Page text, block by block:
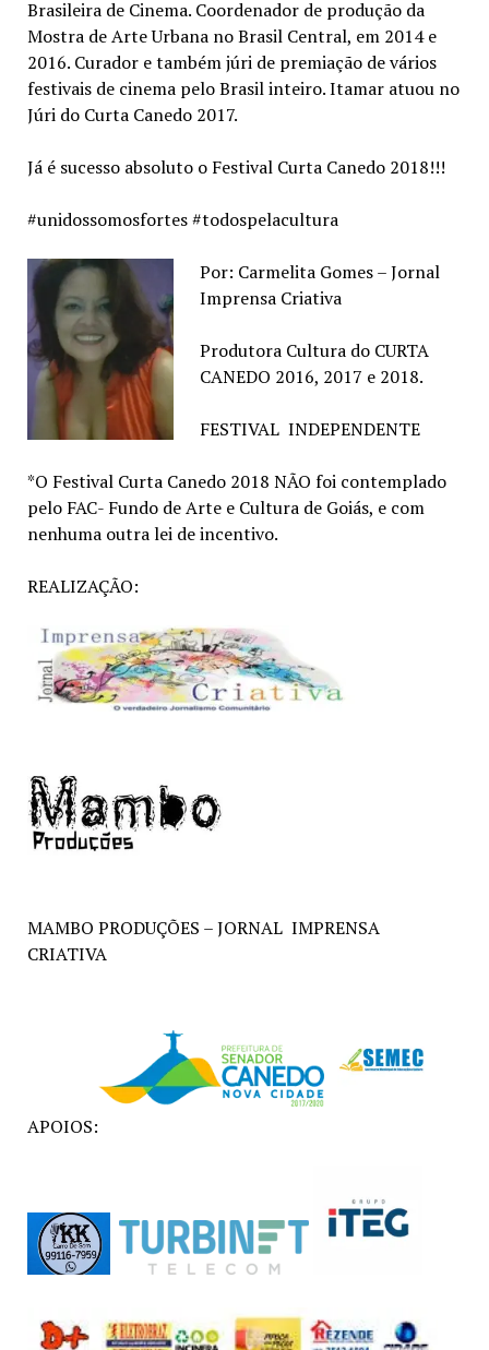
Brasileira de Cinema. Coordenador de produção da
Mostra de Arte Urbana no Brasil Central, em 2014 e
2016. Curador e também júri de premiação de vários
festivais de cinema pelo Brasil inteiro. Itamar atuou no
Júri do Curta Canedo 2017.
Já é sucesso absoluto o Festival Curta Canedo 2018!!!
#unidossomosfortes #todospelacultura
Por: Carmelita Gomes – Jornal
Imprensa Criativa
Produtora Cultura do CURTA
CANEDO 2016, 2017 e 2018.
FESTIVAL INDEPENDENTE
*O Festival Curta Canedo 2018 NÃO foi contemplado
pelo FAC- Fundo de Arte e Cultura de Goiás, e com
nenhuma outra lei de incentivo.
REALIZAÇÃO:
MAMBO PRODUÇÕES – JORNAL IMPRENSA
CRIATIVA
APOIOS: